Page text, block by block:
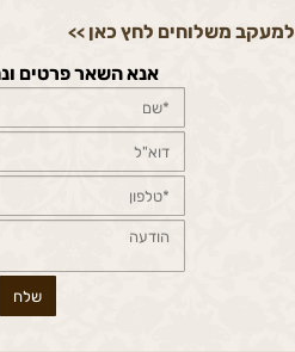
למעקב משלוחים לחץ כאן >>
אנא השאר פרטים